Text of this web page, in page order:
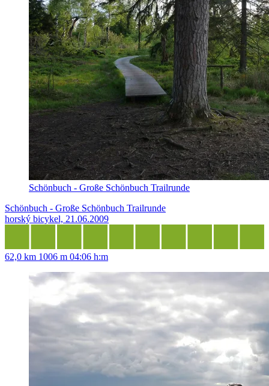
Schönbuch - Große Schönbuch Trailrunde
Schönbuch - Große Schönbuch Trailrunde
horský bicykel, 21.06.2009
62,0 km 1006 m 04:06 h:m